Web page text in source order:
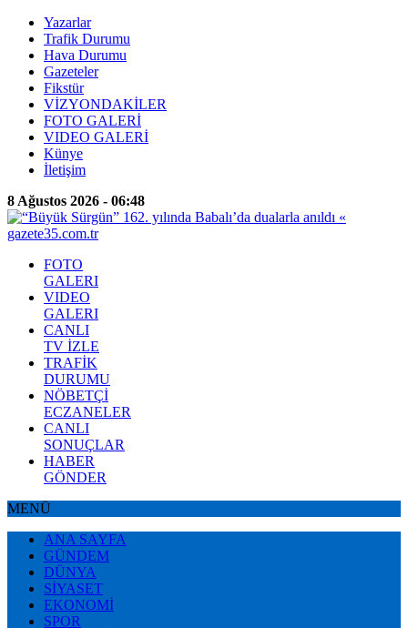
Yazarlar
Trafik Durumu
Hava Durumu
Gazeteler
Fikstür
VİZYONDAKİLER
FOTO GALERİ
VIDEO GALERİ
Künye
İletişim
8 Ağustos 2026 - 06:48
FOTO
GALERI
VIDEO
GALERI
CANLI
TV İZLE
TRAFİK
DURUMU
NÖBETÇİ
ECZANELER
CANLI
SONUÇLAR
HABER
GÖNDER
MENÜ
ANA SAYFA
GÜNDEM
DÜNYA
SİYASET
EKONOMİ
SPOR